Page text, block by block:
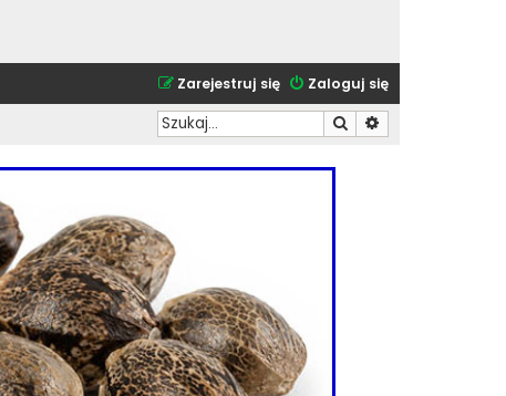
Zaloguj się
Zarejestruj się
Szukaj